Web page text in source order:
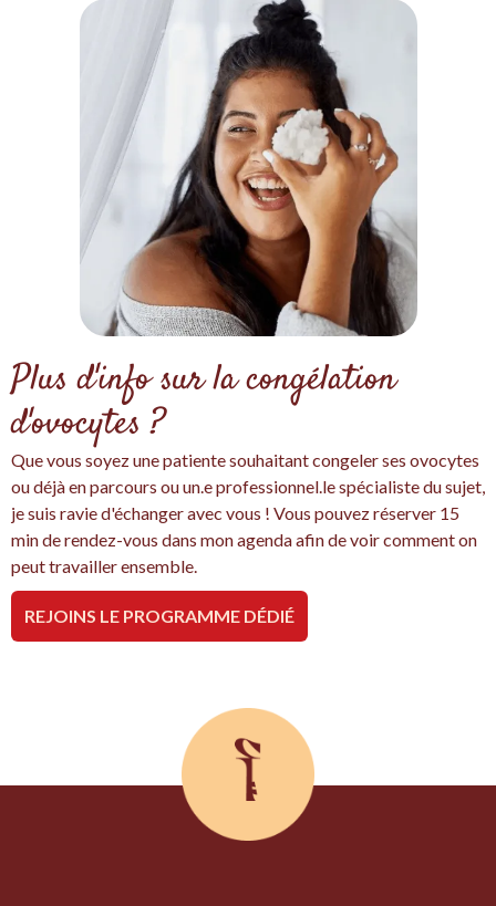
Plus d'info sur la congélation
d'ovocytes ?
Que vous soyez une patiente souhaitant congeler ses ovocytes
ou déjà en parcours ou un.e professionnel.le spécialiste du sujet,
je suis ravie d'échanger avec vous ! Vous pouvez réserver 15
min de rendez-vous dans mon agenda afin de voir comment on
peut travailler ensemble.
REJOINS LE PROGRAMME DÉDIÉ